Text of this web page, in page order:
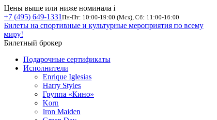
Цены выше или ниже номинала i
+7 (495) 649-1331 Пн-Пт: 10:00-19:00 (Мск), Сб: 11:00-16:00
Билеты на спортивные и культурные мероприятия по всему
миру!
Билетный брокер
Подарочные сертификаты
Исполнители
Enrique Iglesias
Harry Styles
Группа «Кино»
Korn
Iron Maiden